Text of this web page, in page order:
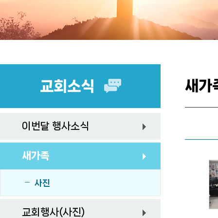
교회소식
이번달 행사소식
새가족
사진
교회행사(사진)
새가